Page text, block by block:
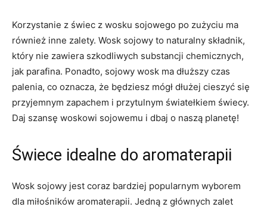
Korzystanie z świec z wosku sojowego ‍po zużyciu ma
również inne zalety. Wosk ⁢sojowy to⁣ naturalny składnik,
który nie zawiera szkodliwych substancji chemicznych,
jak parafina. Ponadto, sojowy wosk ma dłuższy czas
palenia, co ​oznacza, że będziesz mógł dłużej‌ cieszyć się
przyjemnym zapachem i przytulnym światełkiem świecy.
Daj szansę woskowi sojowemu i dbaj o naszą ⁤planetę!
Świece⁢ idealne‌ do aromaterapii
Wosk sojowy jest⁤ coraz ‍bardziej popularnym‌ wyborem
dla miłośników aromaterapii. Jedną z głównych zalet